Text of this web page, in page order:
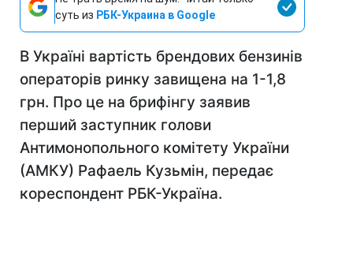
суть из РБК-Украина в Google
В Україні вартість брендових бензинів
операторів ринку завищена на 1-1,8
грн. Про це на брифінгу заявив
перший заступник голови
Антимонопольного комітету України
(АМКУ) Рафаель Кузьмін, передає
кореспондент РБК-Україна.